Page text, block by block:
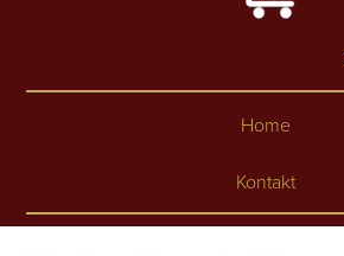
Home
Kontakt